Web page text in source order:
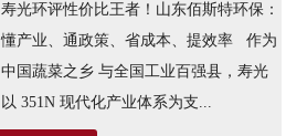
寿光环评性价比王者！山东佰斯特环保：
懂产业、通政策、省成本、提效率 ​ ​ 作为
中国蔬菜之乡 与全国工业百强县，寿光
以 351N 现代化产业体系为支...